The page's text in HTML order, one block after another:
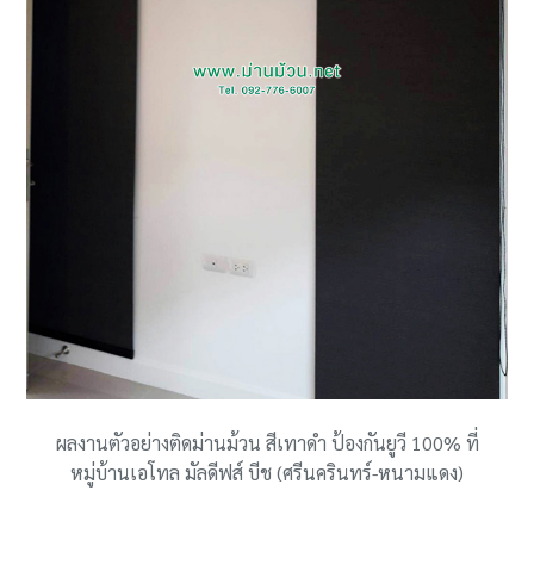
ผลงานตัวอย่างติดม่านม้วน สีเทาดำ ป้องกันยูวี 100% ที่
หมู่บ้านเอโทล มัลดีฟส์ บีช (ศรีนครินทร์-หนามแดง)